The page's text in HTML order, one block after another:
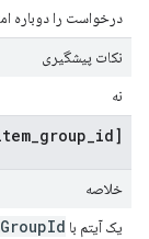
درخواست را دوباره
نکات پیشگیری
نه
[item_group_id] invalid_attribute
خلاصه
یک آیتم با GroupId